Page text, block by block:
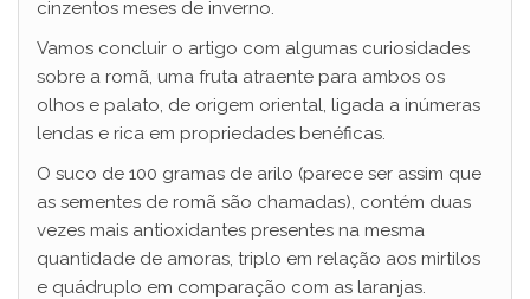
cinzentos meses de inverno.
Vamos concluir o artigo com algumas curiosidades
sobre a romã, uma fruta atraente para ambos os
olhos e palato, de origem oriental, ligada a inúmeras
lendas e rica em propriedades benéficas.
O suco de 100 gramas de arilo (parece ser assim que
as sementes de romã são chamadas), contém duas
vezes mais antioxidantes presentes na mesma
quantidade de amoras, triplo em relação aos mirtilos
e quádruplo em comparação com as laranjas.